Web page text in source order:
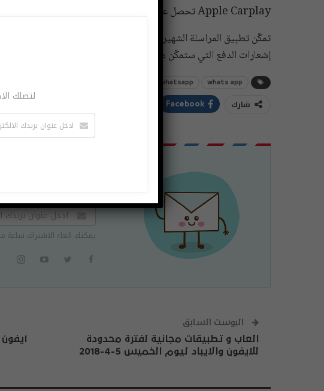
Apple Carplay تحصل على تكامل WhatsApp
إشعارات الدفع التي ستمكّن مستخدمي iأي فون وايباد من التواصل مع جهات الاتصال الخاصة بهم أثناء التنقل.
whats app
whatsapp
شارك Facebook
يمكنك الغاء الاشتراك ساعة
البوست السابق
العاب و تطبيقات مجانية لفترة محدودة
للايفون والايباد ليوم الخميس 5-4-2018
لتصلك